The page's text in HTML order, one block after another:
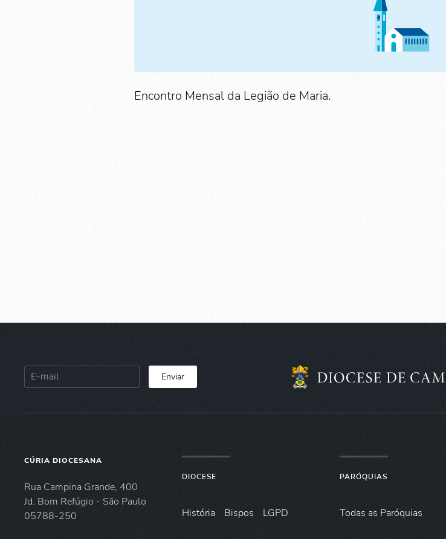
Encontro Mensal da Legião de Maria.
Enviar
CÚRIA DIOCESANA
Rua Campina Grande, 400
Jd. Bom Refúgio - São Paulo
05788-250
DIOCESE
História Bispos LGPD
PARÓQUIAS
Todas as Paróquias